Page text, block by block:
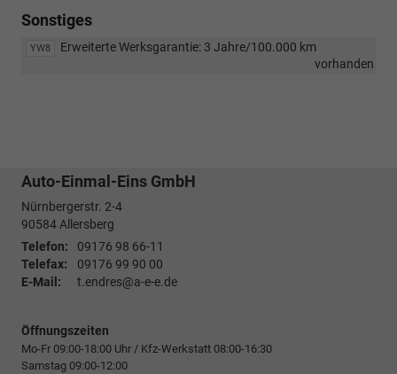
Sonstiges
YW8
Erweiterte Werksgarantie: 3 Jahre/100.000 km
vorhanden
Auto-Einmal-Eins GmbH
Nürnbergerstr. 2-4
90584Allersberg
Telefon:
09176 98 66-11
Telefax:
09176 99 90 00
E-Mail:
t.endres@a-e-e.de
Öffnungszeiten
Mo-Fr 09:00-18:00 Uhr / Kfz-Werkstatt 08:00-16:30
Samstag 09:00-12:00